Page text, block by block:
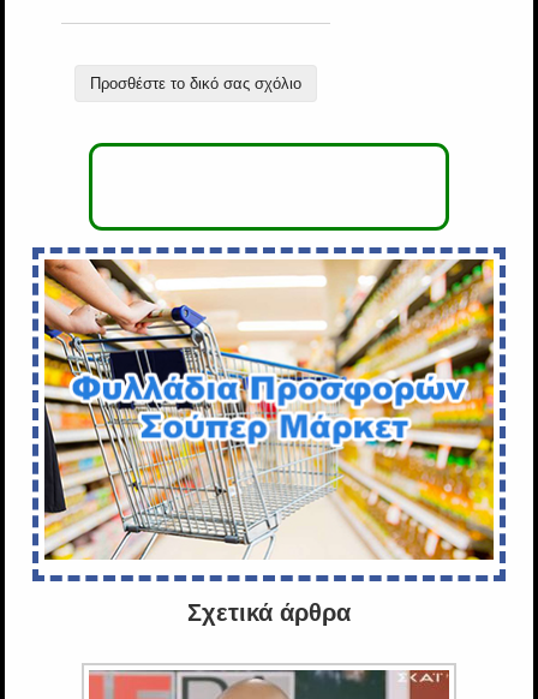
Προσθέστε το δικό σας σχόλιο
Σχετικά άρθρα